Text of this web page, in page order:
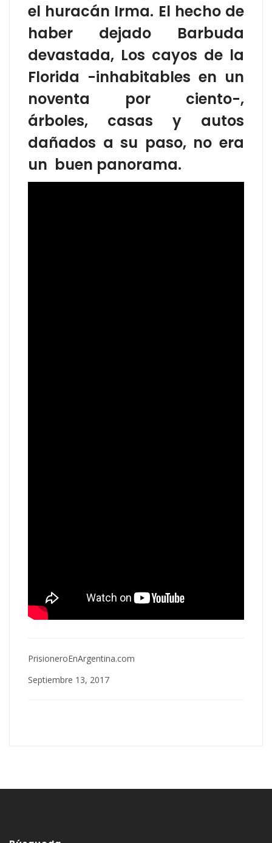
el huracán Irma. El hecho de
haber dejado Barbuda
devastada, Los cayos de la
Florida -inhabitables en un
noventa por ciento-,
árboles, casas y autos
dañados a su paso, no era
un buen panorama.
PrisioneroEnArgentina.com
Septiembre 13, 2017